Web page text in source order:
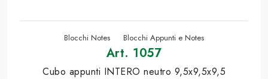
Blocchi Notes Blocchi Appunti e Notes
Art. 1057
Cubo appunti INTERO neutro 9,5x9,5x9,5